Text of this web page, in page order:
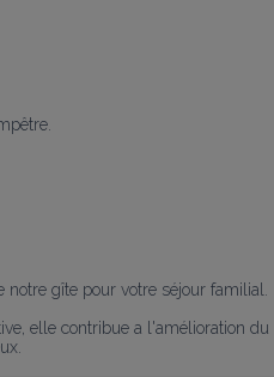
gîte pour votre séjour familial.